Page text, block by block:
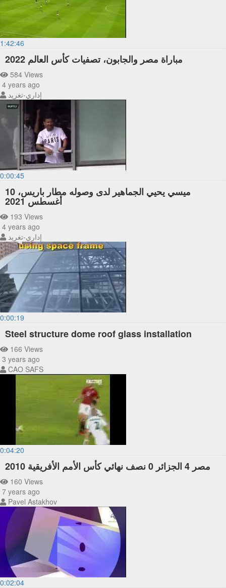
1:42:46
مباراة مصر والجابون، تصفيات كأس العالم 2022
584 Views
4 years ago
إداري-تغريد
0:00:45
ميسي يحيي الجماهير لدى وصوله مطار باريس، 10
أغسطس 2021
193 Views
4 years ago
إداري-تغريد
0:00:19
Steel structure dome roof glass installation
166 Views
3 years ago
CAO SAFS
0:04:20
مصر 4 الجزائر 0 نصف نهائي كأس الأمم الأفريقية 2010
160 Views
7 years ago
Pavel Astakhov
0:02:04